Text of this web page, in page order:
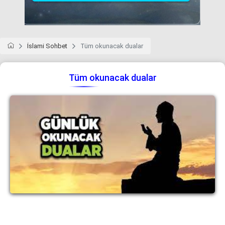
İslami Sohbet Tüm okunacak dualar
Tüm okunacak dualar